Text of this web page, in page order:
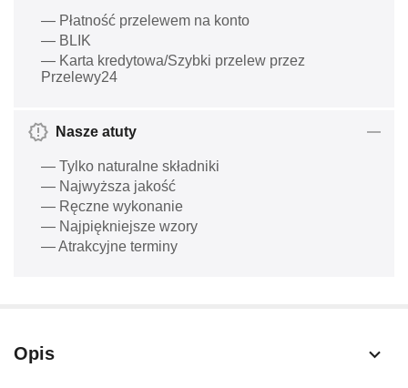
— Płatność przelewem na konto
— BLIK
— Karta kredytowa/Szybki przelew przez
Przelewy24
Nasze atuty
— Tylko naturalne składniki
— Najwyższa jakość
— Ręczne wykonanie
— Najpiękniejsze wzory
— Atrakcyjne terminy
Opis